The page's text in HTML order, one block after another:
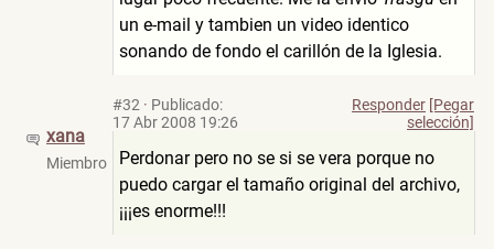
un e-mail y tambien un video identico
sonando de fondo el carillón de la Iglesia.
xana
Miembro
#32 · Publicado:
17 Abr 2008 19:26
Responder [Pegar
selección]
Perdonar pero no se si se vera porque no
puedo cargar el tamaño original del archivo,
¡¡¡es enorme!!!